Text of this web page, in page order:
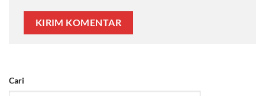
Cari